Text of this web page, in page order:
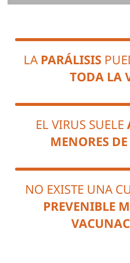
LA PARÁLISIS
TODA LA
EL VIRUS SUELE
MENORES
NO EXISTE UNA
PREVENIBLE